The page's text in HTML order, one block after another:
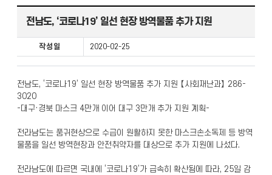
전남도, ‘코로나19’ 일선 현장 방역물품 추가 지원
작성일 2020-02-25
전남도, ‘코로나19’ 일선 현장 방역물품 추가 지원 【사회재난과】 286-
3020
-대구·경북 마스크 4만개 이어 대구 3만개 추가 지원 계획-
전라남도는 품귀현상으로 수급이 원활하지 못한 마스크손소독제 등 방역
물품을 일선 방역현장과 안전취약자를 대상으로 추가 지원에 나섰다.
전라남도에 따르면 국내에 ‘코로나19’가 급속히 확산됨에 따라, 25일 감